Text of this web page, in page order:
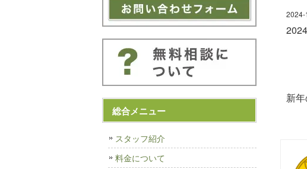
新
総合メニュー
スタッフ紹介
料金について